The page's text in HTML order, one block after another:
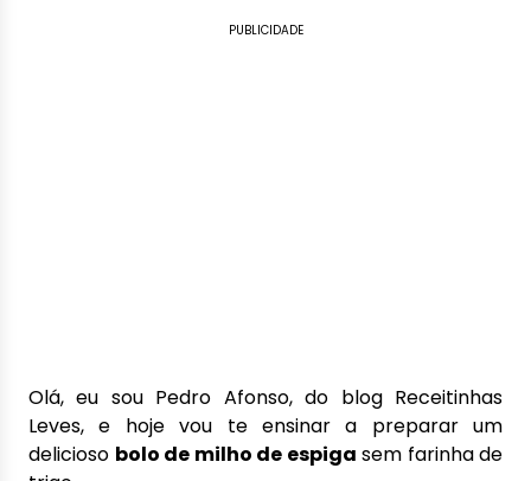
PUBLICIDADE
Olá, eu sou Pedro Afonso, do blog Receitinhas
Leves, e hoje vou te ensinar a preparar um
delicioso bolo de milho de espiga sem farinha de